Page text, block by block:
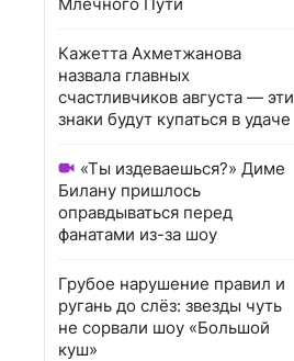
Кажетта Ахметжанова
назвала главных
счастливчиков августа — эти
знаки будут купаться в удаче
«Ты издеваешься?» Диме
Билану пришлось
оправдываться перед
фанатами из-за шоу
Грубое нарушение правил и
ругань до слёз: звезды чуть
не сорвали шоу «Большой
куш»